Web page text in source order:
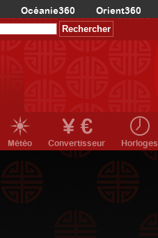
Océanie360 Orient360
Météo Convertisseur Horloges